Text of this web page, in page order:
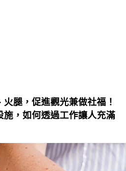
腿，促進觀光兼做社福！
施，如何透過工作讓人充滿